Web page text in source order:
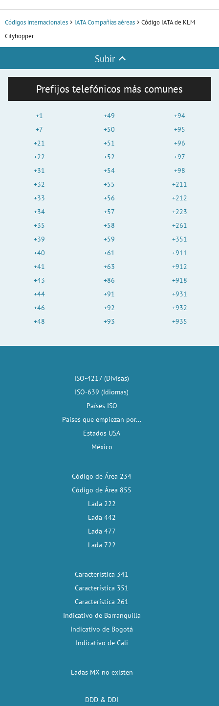
Códigos internacionales IATA Compañías aéreas
Código IATA de KLM
Cityhopper
Subir
Prefijos telefónicos más comunes
+1
+7
+21
+22
+31
+32
+33
+34
+35
+39
+40
+41
+43
+44
+46
+48
+49
+50
+51
+52
+54
+55
+56
+57
+58
+59
+61
+63
+86
+91
+92
+93
+94
+95
+96
+97
+98
+211
+212
+223
+261
+351
+911
+912
+918
+931
+932
+935
ISO-4217 (Divisas)
ISO-639 (Idiomas)
Países ISO
Países que empiezan por...
Estados USA
México
Código de Área 234
Código de Área 855
Lada 222
Lada 442
Lada 477
Lada 722
Característica 341
Característica 351
Característica 261
Indicativo de Barranquilla
Indicativo de Bogotá
Indicativo de Cali
Ladas MX no existen
DDD & DDI